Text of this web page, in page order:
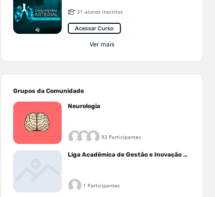
31 alunos inscritos
Acessar Curso
Ver mais
Grupos da Comunidade
Neurologia
93 Participantes
Liga Acadêmica de Gestão e Inovação Médica - LAGIM
1 Participantes